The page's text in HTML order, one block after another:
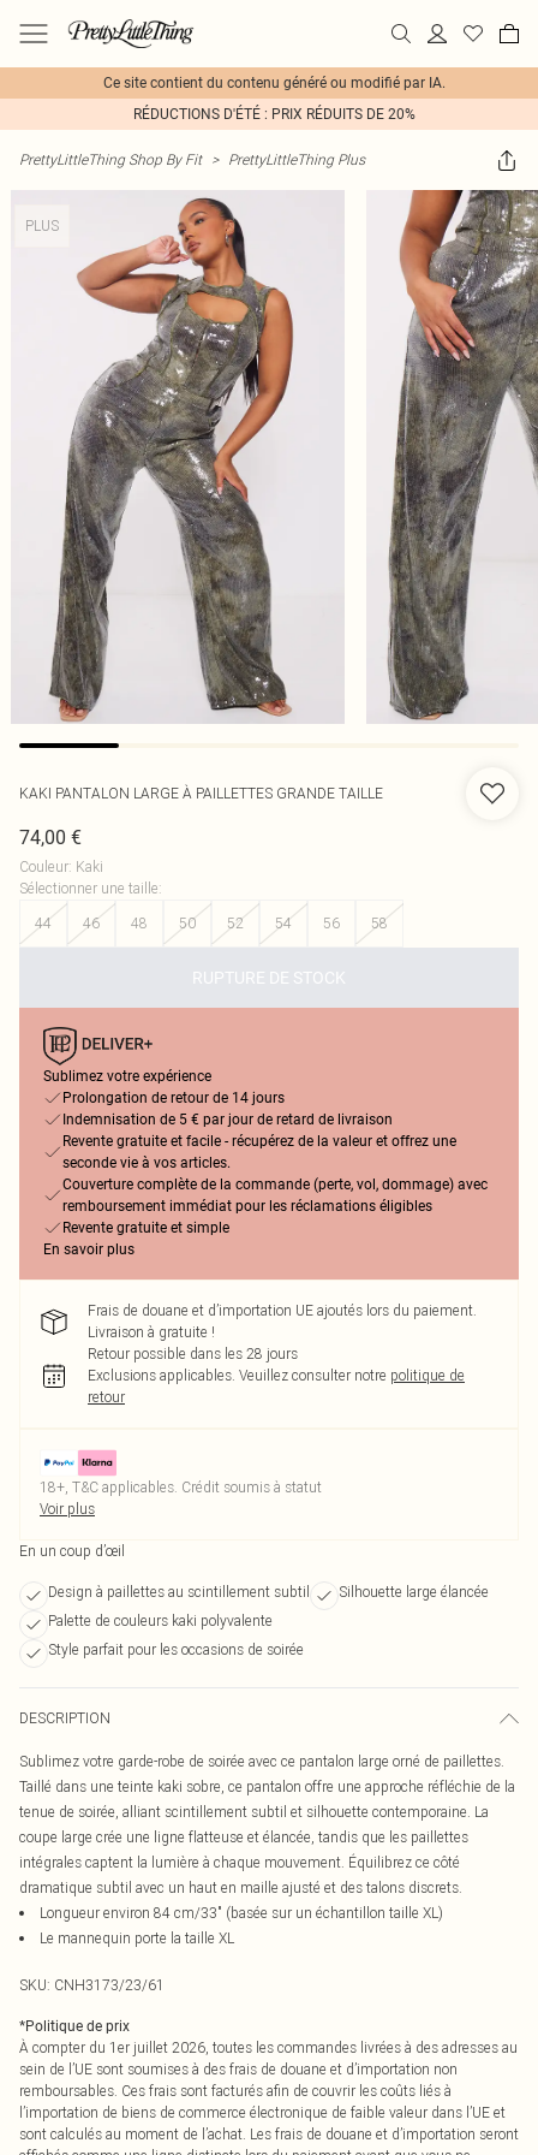
Ce site contient du contenu généré ou modifié par IA.
RÉDUCTIONS D'ÉTÉ : PRIX RÉDUITS DE 20%
PrettyLittleThing Shop By Fit > PrettyLittleThing Plus
PLUS
KAKI PANTALON LARGE À PAILLETTES GRANDE TAILLE
74,00 €
Couleur: Kaki
Sélectionner une taille:
44
46 48 50 52 54 56 58
RUPTURE DE STOCK
Sublimez votre expérience
Prolongation de retour de 14 jours
Indemnisation de 5 € par jour de retard de livraison
Revente gratuite et facile - récupérez de la valeur et offrez une
seconde vie à vos articles.
Couverture complète de la commande (perte, vol, dommage) avec
remboursement immédiat pour les réclamations éligibles
Revente gratuite et simple
En savoir plus
Frais de douane et d’importation UE ajoutés lors du paiement.
Livraison à gratuite !
Retour possible dans les 28 jours
Exclusions applicables. Veuillez consulter notre politique de
retour
18+, T&C applicables. Crédit soumis à statut
Voir plus
En un coup d’œil
Design à paillettes au scintillement subtil
Silhouette large élancée
Palette de couleurs kaki polyvalente
Style parfait pour les occasions de soirée
DESCRIPTION
Sublimez votre garde-robe de soirée avec ce pantalon large orné de paillettes.
Taillé dans une teinte kaki sobre, ce pantalon offre une approche réfléchie de la
tenue de soirée, alliant scintillement subtil et silhouette contemporaine. La
coupe large crée une ligne flatteuse et élancée, tandis que les paillettes
intégrales captent la lumière à chaque mouvement. Équilibrez ce côté
dramatique subtil avec un haut en maille ajusté et des talons discrets.
Longueur environ 84 cm/33" (basée sur un échantillon taille XL)
Le mannequin porte la taille XL
SKU: CNH3173/23/61
*Politique de prix
À compter du 1er juillet 2026, toutes les commandes livrées à des adresses au
sein de l’UE sont soumises à des frais de douane et d’importation non
remboursables. Ces frais sont facturés afin de couvrir les coûts liés à
l’importation de biens de commerce électronique de faible valeur dans l’UE et
sont calculés au moment de l’achat. Les frais de douane et d’importation seront